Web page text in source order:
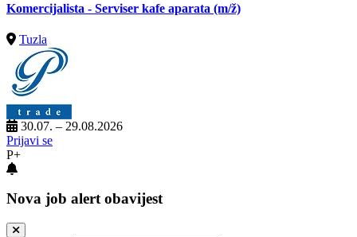
Komercijalista - Serviser kafe aparata (m/ž)
Tuzla
30.07. – 29.08.2026
Prijavi se
P+
Nova job alert obavijest